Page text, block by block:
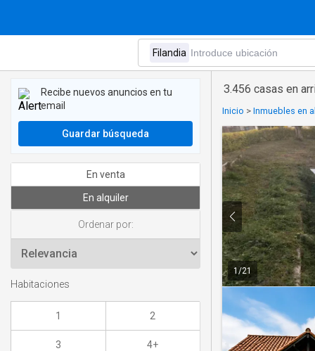
3.456 casas en
Inicio > Inmuebles en
1 /21
Recibe nuevos anuncios en tu
email
Guardar búsqueda
En venta
En alquiler
Ordenar por:
Habitaciones
1 2
3 4+